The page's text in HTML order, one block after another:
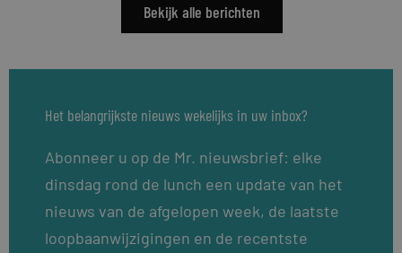
Bekijk alle berichten
Het belangrijkste nieuws wekelijks in uw inbox?
Abonneer u op de Mr. nieuwsbrief: elke
dinsdag rond de lunch een update van het
nieuws van de afgelopen week, de laatste
loopbaanwijzigingen en de recentste